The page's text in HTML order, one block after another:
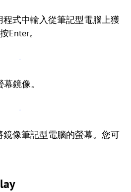
程式中輸入從筆記型電腦上獲
Enter。
鏡像。
鏡像筆記型電腦的螢幕。您可